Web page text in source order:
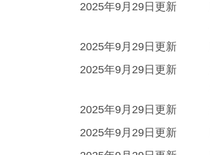
2025年9月29日更新
2025年9月29日更新
2025年9月29日更新
2025年9月29日更新
2025年9月29日更新